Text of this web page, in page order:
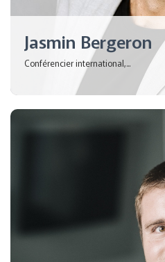
Jasmin Bergeron
Conférencier international,...